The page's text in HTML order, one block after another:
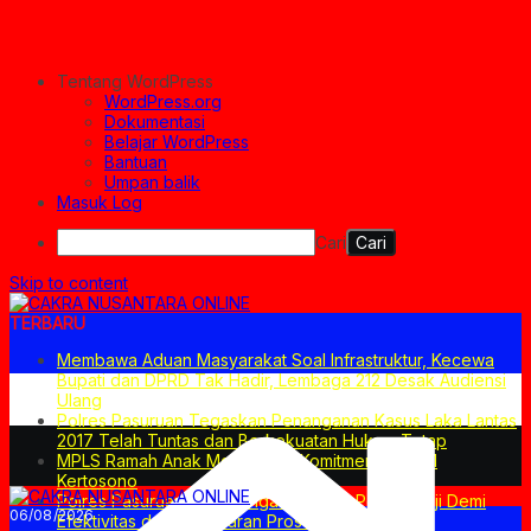
Tentang WordPress
WordPress.org
Dokumentasi
Belajar WordPress
Bantuan
Umpan balik
Masuk Log
Cari
Skip to content
TERBARU
Membawa Aduan Masyarakat Soal Infrastruktur, Kecewa
Bupati dan DPRD Tak Hadir, Lembaga 212 Desak Audiensi
Ulang
Polres Pasuruan Tegaskan Penanganan Kasus Laka Lantas
2017 Telah Tuntas dan Berkekuatan Hukum Tetap
MPLS Ramah Anak Merupakan Komitmen SMPN 1
Kertosono
Polres Pasuruan Mutasi Tiga Penyidik Polsek Beji Demi
Efektivitas dan Kelancaran Proses Penyidikan
06/08/2026